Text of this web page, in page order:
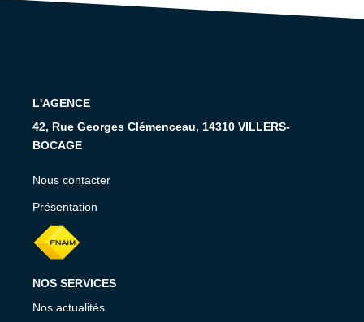
RECRUTEMENT
L'AGENCE
42, Rue Georges Clémenceau, 14310 VILLERS-
BOCAGE
Nous contacter
Présentation
NOS SERVICES
Nos actualités